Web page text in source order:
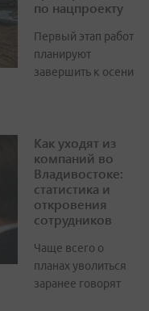
по нацпроекту
Первый этап работ
планируют
завершить к осени
Как уходят из
компаний во
Владивостоке:
статистика и
откровения
сотрудников
Чаще всего о
планах уволиться
заранее говорят